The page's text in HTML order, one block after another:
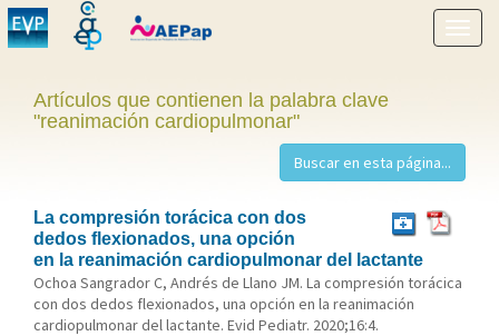
menú
Artículos que contienen la palabra clave
"reanimación cardiopulmonar"
La compresión torácica con dos
dedos flexionados, una opción
en la reanimación cardiopulmonar del lactante
Ochoa Sangrador C, Andrés de Llano JM. La compresión torácica
con dos dedos flexionados, una opción en la reanimación
cardiopulmonar del lactante. Evid Pediatr. 2020;16:4.